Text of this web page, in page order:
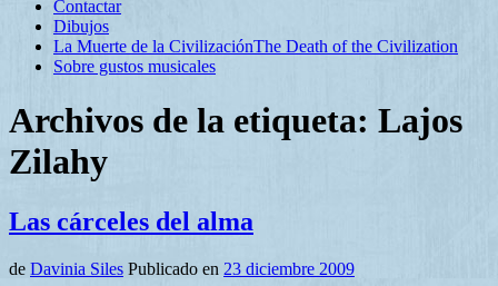
Contactar
Dibujos
La Muerte de la CivilizaciónThe Death of the Civilization
Sobre gustos musicales
Archivos de la etiqueta: Lajos
Zilahy
Las cárceles del alma
de Davinia Siles Publicado en 23 diciembre 2009